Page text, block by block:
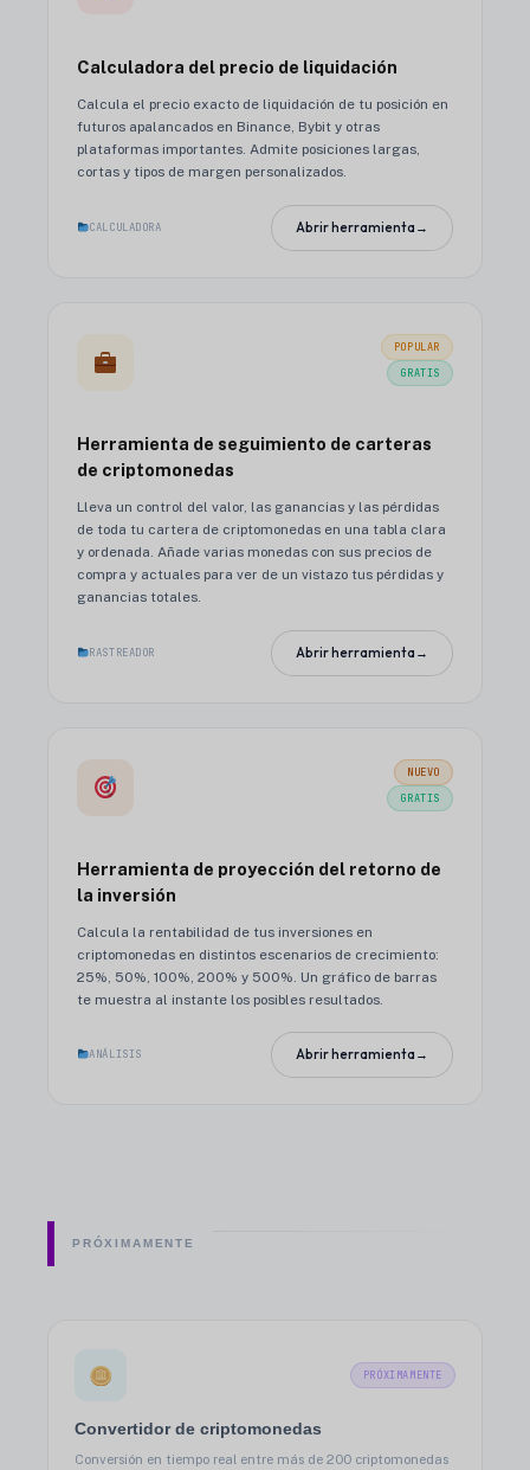
Calculadora del precio de liquidación
Calcula el precio exacto de liquidación de tu posición en
futuros apalancados en Binance, Bybit y otras
plataformas importantes. Admite posiciones largas,
cortas y tipos de margen personalizados.
CALCULADORA Abrir herramienta →
POPULAR
GRATIS
Herramienta de seguimiento de carteras
de criptomonedas
Lleva un control del valor, las ganancias y las pérdidas
de toda tu cartera de criptomonedas en una tabla clara
y ordenada. Añade varias monedas con sus precios de
compra y actuales para ver de un vistazo tus pérdidas y
ganancias totales.
RASTREADOR Abrir herramienta →
NUEVO
GRATIS
Herramienta de proyección del retorno de
la inversión
Calcula la rentabilidad de tus inversiones en
criptomonedas en distintos escenarios de crecimiento:
25%, 50%, 100%, 200% y 500%. Un gráfico de barras
te muestra al instante los posibles resultados.
ANÁLISIS Abrir herramienta →
PRÓXIMAMENTE
PRÓXIMAMENTE
Convertidor de criptomonedas
Conversión en tiempo real entre más de 200 criptomonedas